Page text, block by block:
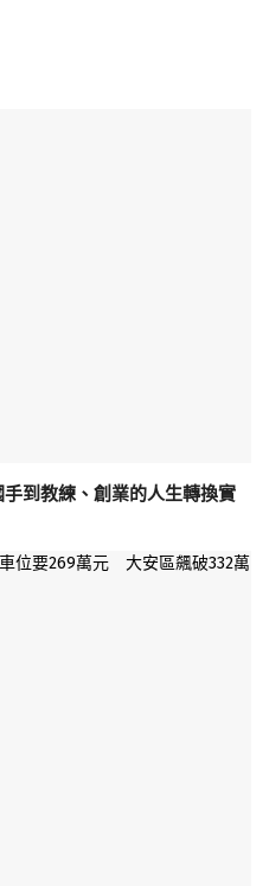
到教練、創業的人生轉換實